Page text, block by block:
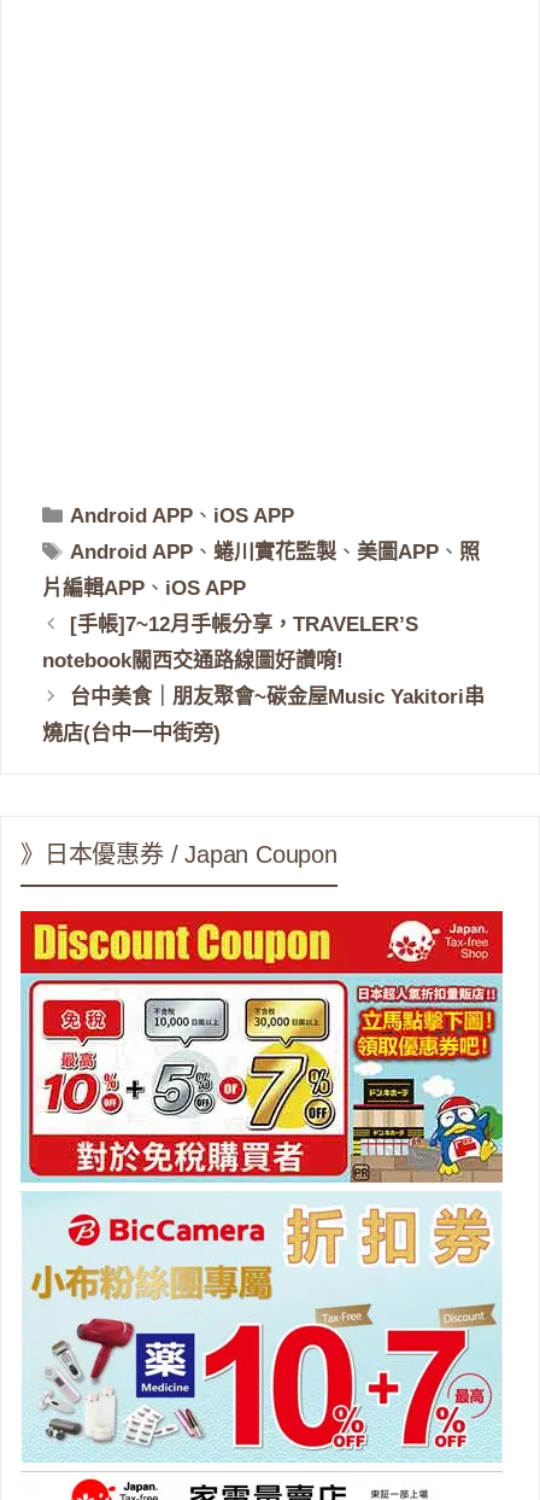
分
類
Android APP 、 iOS APP
標
籤
Android APP 、蜷川實花監製 、 美圖APP 、 照
片編輯APP 、 iOS APP
[手帳]7~12月手帳分享，TRAVELER’S
notebook關西交通路線圖好讚唷!
台中美食｜朋友聚會~碳金屋Music Yakitori串
燒店(台中一中街旁)
》日本優惠券 / Japan Coupon